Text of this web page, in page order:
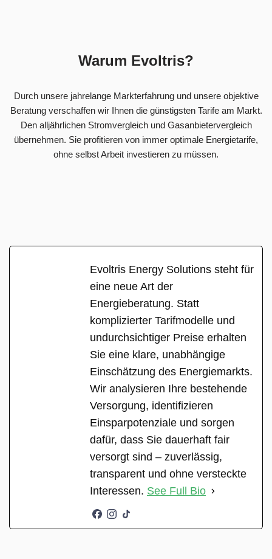
Warum Evoltris?
Durch unsere jahrelange Markterfahrung und unsere objektive
Beratung verschaffen wir Ihnen die günstigsten Tarife am Markt.
Den alljährlichen Stromvergleich und Gasanbietervergleich
übernehmen. Sie profitieren von immer optimale Energietarife,
ohne selbst Arbeit investieren zu müssen.
Evoltris Energy Solutions steht für
eine neue Art der
Energieberatung. Statt
komplizierter Tarifmodelle und
undurchsichtiger Preise erhalten
Sie eine klare, unabhängige
Einschätzung des Energiemarkts.
Wir analysieren Ihre bestehende
Versorgung, identifizieren
Einsparpotenziale und sorgen
dafür, dass Sie dauerhaft fair
versorgt sind – zuverlässig,
transparent und ohne versteckte
Interessen. See Full Bio